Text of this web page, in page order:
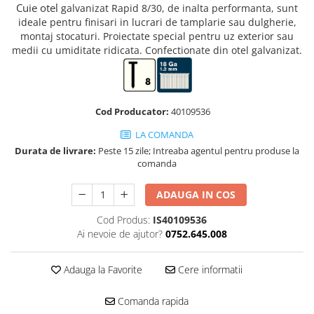
Etichete cabluri Aimo Phomemo
Etichete haine Aimo Phomemo
Etichete Aimo Phomemo M110 |
Etichete bijuterii Aimo Phomemo
Batoane silicon pentru decoratiuni
Batoane silicon cu sclipici
Batoane silicon Rapid Fun to Fix
Batoane silicon PVC/ Cabluri
Duze pentru pistoale de lipit
Clesti pentru nituri si popnituri
Nituri automotive Rapid colorate
Capsatoare pneumatice
Pistoale pneumatice batut cuie in
capse sau cuie in banda
Truse de chei WERA
Truse de scule combinate pentru
electrieni
Extractor conectori Engineer
Geanta | Rucsac pentru scule
Pompe aspirator fludor si accesorii
Scule
Scule de mana KNIPEX
Scule multifunctionale si accesorii
Scule pentru aviatie
Scule pentru constructii navale si
intretinere nave
Cuie otel galvanizat Rapid 8/30, de inalta performanta, sunt
ideale pentru finisari in lucrari de tamplarie sau dulgherie,
montaj stocaturi. Proiectate special pentru uz exterior sau
medii cu umiditate ridicata. Confectionate din otel galvanizat.
Cod Producator: 40109536
LA COMANDA
Durata de livrare: Peste 15 zile; Intreaba agentul pentru produse la
comanda
ADAUGA IN COS
Cod Produs: IS40109536
Ai nevoie de ajutor? 0752.645.008
Adauga la Favorite Cere informatii
Comanda rapida